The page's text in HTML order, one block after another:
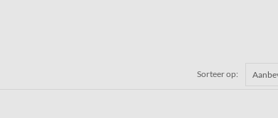
Sorteer op: